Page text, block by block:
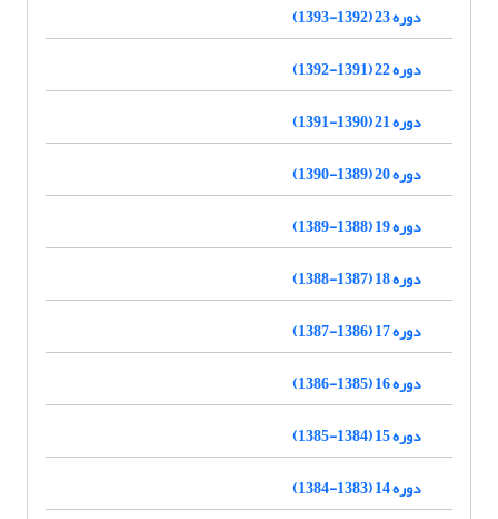
دوره 23 (1392-1393)
دوره 22 (1391-1392)
دوره 21 (1390-1391)
دوره 20 (1389-1390)
دوره 19 (1388-1389)
دوره 18 (1387-1388)
دوره 17 (1386-1387)
دوره 16 (1385-1386)
دوره 15 (1384-1385)
دوره 14 (1383-1384)